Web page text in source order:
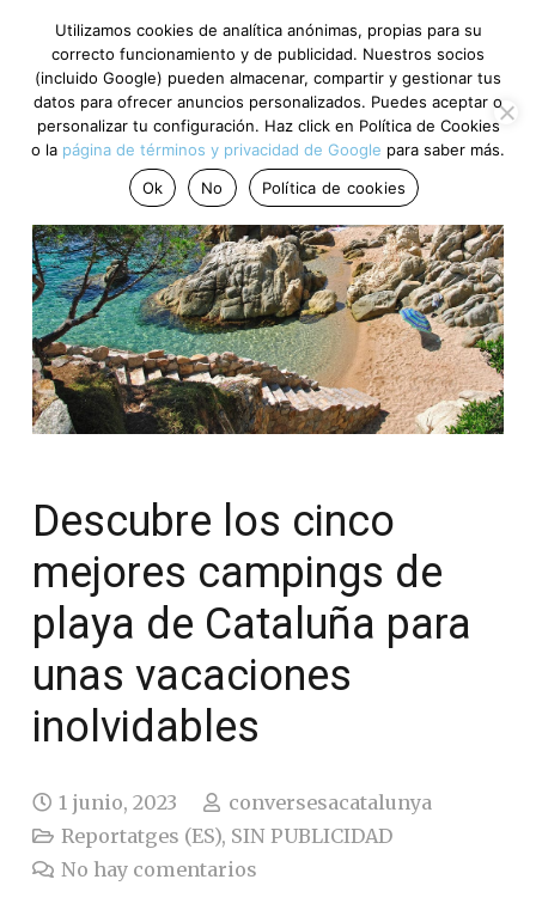
Descubre los cinco
mejores campings de
playa de Cataluña para
unas vacaciones
inolvidables
1 junio, 2023
conversesacatalunya
Reportatges (ES), SIN PUBLICIDAD
No hay comentarios
Utilizamos cookies de analítica anónimas, propias para su
correcto funcionamiento y de publicidad. Nuestros socios
(incluido Google) pueden almacenar, compartir y gestionar tus
datos para ofrecer anuncios personalizados. Puedes aceptar o
personalizar tu configuración. Haz click en Política de Cookies
o la página de términos y privacidad de Google para saber más.
Ok
No Política de cookies